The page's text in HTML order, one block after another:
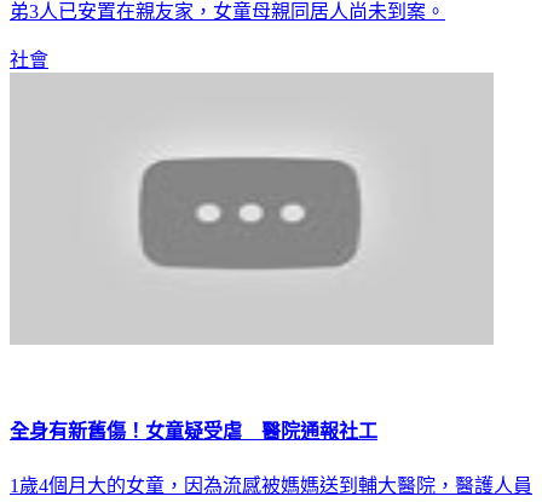
弟3人已安置在親友家，女童母親同居人尚未到案。
社會
全身有新舊傷！女童疑受虐 醫院通報社工
1歲4個月大的女童，因為流感被媽媽送到輔大醫院，醫護人員